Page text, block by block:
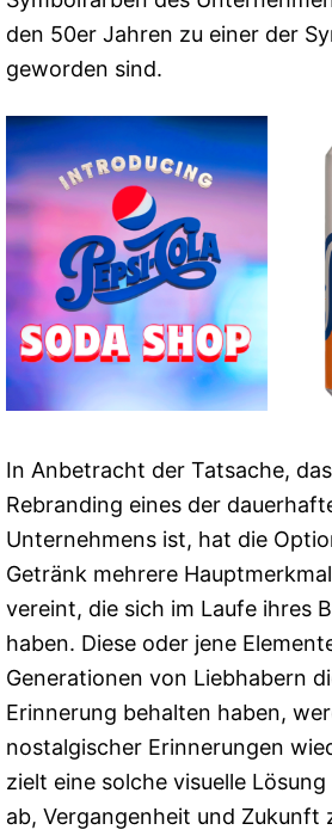
den 50er Jahren zu einer der
geworden sind.
In Anbetracht der Tatsache,
Rebranding eines der
Unternehmens ist, hat die
Getränk mehrere
vereint, die sich im Laufe ihres
haben. Diese oder jene
Generationen von Liebhabern
Erinnerung behalten haben,
nostalgischer Erinnerungen
zielt eine solche visuelle
ab, Vergangenheit und Zukunft